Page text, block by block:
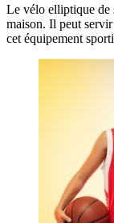
Le vélo elliptique de
maison. Il peut
cet équipement